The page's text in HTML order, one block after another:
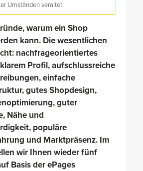
Umständen veraltet.
warum ein Shop
kann. Die wesentlichen
nachfrageorientiertes
Profil, aufschlussreiche
einfache
gutes Shopdesign,
guter
Nähe und
populäre
und Marktpräsenz. Im
wir Ihnen wieder fünf
Basis der ePages